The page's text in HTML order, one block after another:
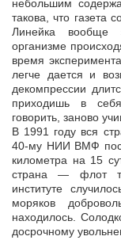
небольшим
такова, что газета
Линейка вообще
организме
время
легче дается и
декомпрессии
приходишь в
говорить, заново
В 1991 году вся
40-му НИИ ВМФ
километра на 15
страна — флот
институте
моряков
находилось.
досрочному